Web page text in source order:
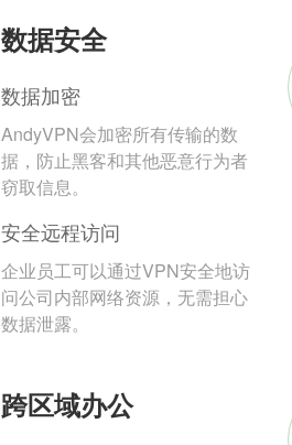
数据安全
数据加密
AndyVPN会加密所有传输的数
据，防止黑客和其他恶意行为者
窃取信息。
安全远程访问
企业员工可以通过VPN安全地访
问公司内部网络资源，无需担心
数据泄露。
跨区域办公